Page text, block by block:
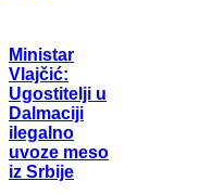
Ministar
Vlajčić:
Ugostitelji u
Dalmaciji
ilegalno
uvoze meso
iz Srbije